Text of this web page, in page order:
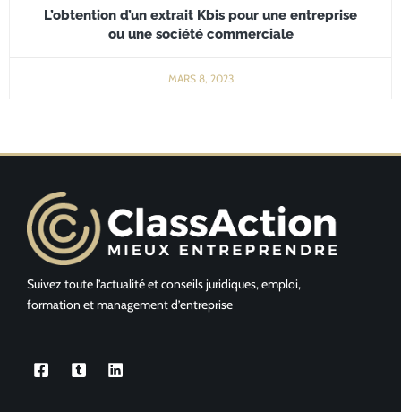
L’obtention d’un extrait Kbis pour une entreprise
ou une société commerciale
MARS 8, 2023
Suivez toute l’actualité et conseils juridiques, emploi,
formation et management d’entreprise